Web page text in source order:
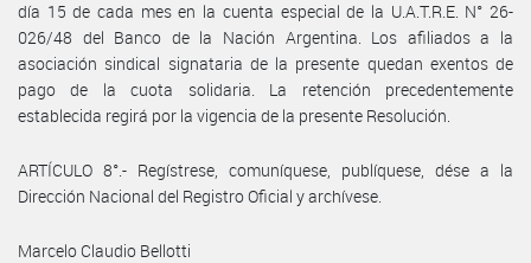
día 15 de cada mes en la cuenta especial de la U.A.T.R.E. N° 26-
026/48 del Banco de la Nación Argentina. Los afiliados a la
asociación sindical signataria de la presente quedan exentos de
pago de la cuota solidaria. La retención precedentemente
establecida regirá por la vigencia de la presente Resolución.
ARTÍCULO 8°.- Regístrese, comuníquese, publíquese, dése a la
Dirección Nacional del Registro Oficial y archívese.
Marcelo Claudio Bellotti